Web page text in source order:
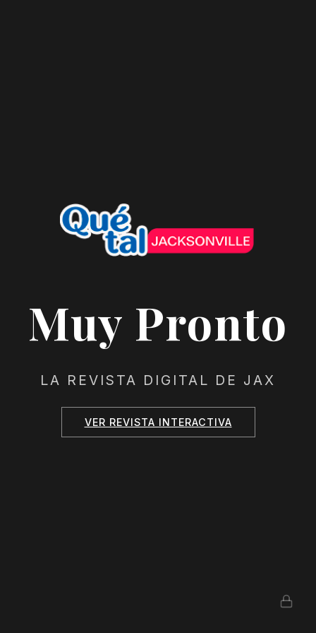
Muy Pronto
LA REVISTA DIGITAL DE JAX
VER REVISTA INTERACTIVA